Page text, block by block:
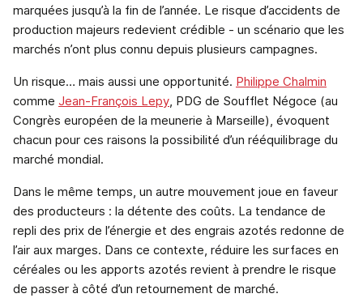
marquées jusqu’à la fin de l’année. Le risque d’accidents de
production majeurs redevient crédible - un scénario que les
marchés n’ont plus connu depuis plusieurs campagnes.
Un risque… mais aussi une opportunité. Philippe Chalmin
comme Jean-François Lepy, PDG de Soufflet Négoce (au
Congrès européen de la meunerie à Marseille), évoquent
chacun pour ces raisons la possibilité d’un rééquilibrage du
marché mondial.
Dans le même temps, un autre mouvement joue en faveur
des producteurs : la détente des coûts. La tendance de
repli des prix de l’énergie et des engrais azotés redonne de
l’air aux marges. Dans ce contexte, réduire les surfaces en
céréales ou les apports azotés revient à prendre le risque
de passer à côté d’un retournement de marché.